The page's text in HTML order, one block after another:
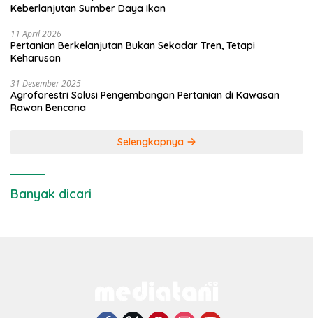
Keberlanjutan Sumber Daya Ikan
11 April 2026
Pertanian Berkelanjutan Bukan Sekadar Tren, Tetapi
Keharusan
31 Desember 2025
Agroforestri Solusi Pengembangan Pertanian di Kawasan
Rawan Bencana
Selengkapnya
Banyak dicari